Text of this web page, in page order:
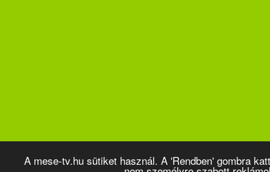
A mese-tv.hu sütiket használ. A 'Rendben' gombra